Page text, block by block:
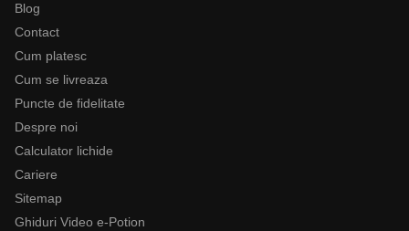
Blog
Contact
Cum platesc
Cum se livreaza
Puncte de fidelitate
Despre noi
Calculator lichide
Cariere
Sitemap
Ghiduri Video e-Potion